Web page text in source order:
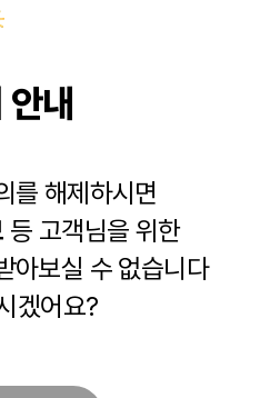
내
를 해제하시면
등 고객님을 위한
아보실 수 없습니다
겠어요?